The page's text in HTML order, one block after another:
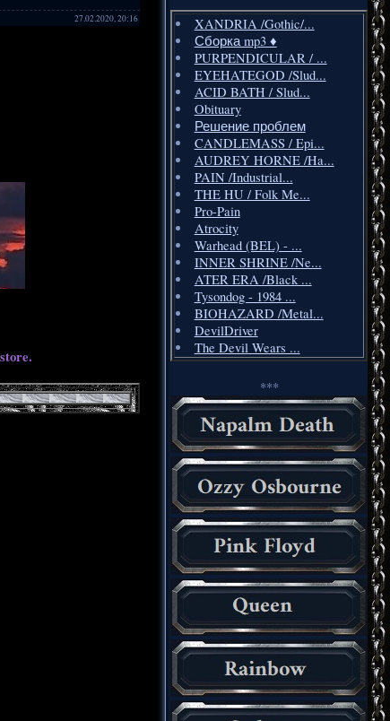
27.02.2020, 20:16
XANDRIA /Gothic/...
Сборка mp3 ♦️
PURPENDICULAR / ...
EYEHATEGOD /Slud...
ACID BATH / Slud...
Obituary
Решение проблем
CANDLEMASS / Epi...
AUDREY HORNE /Ha...
PAIN /Industrial...
THE HU / Folk Me...
Pro-Pain
Atrocity
Warhead (BEL) - ...
INNER SHRINE /Ne...
ATER ERA /Black ...
Tysondog - 1984 ...
BIOHAZARD /Metal...
DevilDriver
The Devil Wears ...
***